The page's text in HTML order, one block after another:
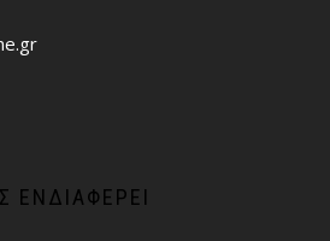
ΕΝΔΙΑΦΈΡΕΙ